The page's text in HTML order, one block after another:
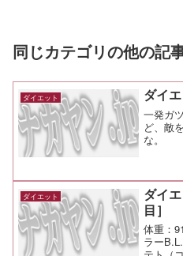
同じカテゴリの他の記
ダイエット ダイ
一発ガ
ど、敵
な。
ダイエット
ダイ
目］
体重：
ラー